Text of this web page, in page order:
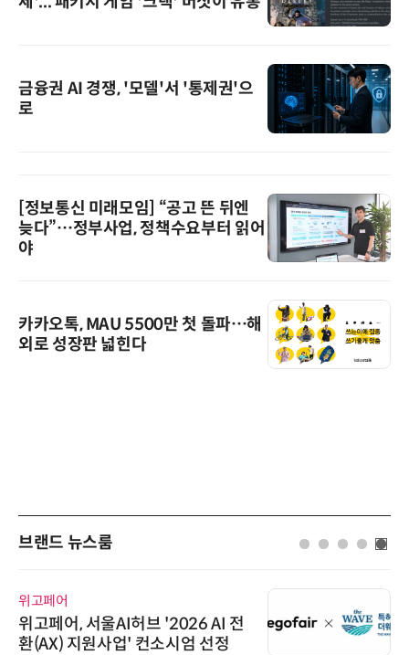
금융권 AI 경쟁, '모델'서 '통제권'으
로
[정보통신 미래모임] “공고 뜬 뒤엔
늦다”…정부사업, 정책수요부터 읽어
야
카카오톡, MAU 5500만 첫 돌파…해
외로 성장판 넓힌다
브랜드 뉴스룸
위고페어
위고페어, 서울AI허브 '2026 AI 전
환(AX) 지원사업' 컨소시엄 선정